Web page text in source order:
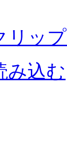
リッ
み込む